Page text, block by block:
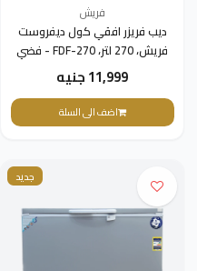
فريش
ديب فريزر افقي كول ديفروست
فريش، 270 لتر، FDF-270 - فضي
500010470
11,999 جنيه
اضف الى السلة
جديد